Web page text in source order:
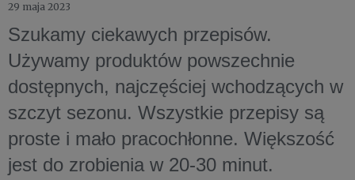
29 maja 2023
Szukamy ciekawych przepisów.
Używamy produktów powszechnie
dostępnych, najczęściej wchodzących w
szczyt sezonu. Wszystkie przepisy są
proste i mało pracochłonne. Większość
jest do zrobienia w 20-30 minut.